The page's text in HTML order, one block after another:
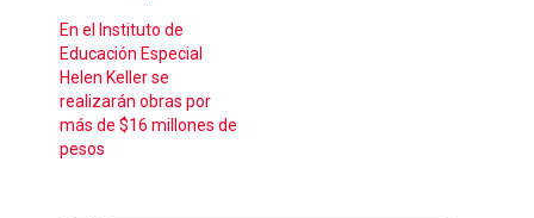
En el Instituto de
Educación Especial
Helen Keller se
realizarán obras por
más de $16 millones de
pesos